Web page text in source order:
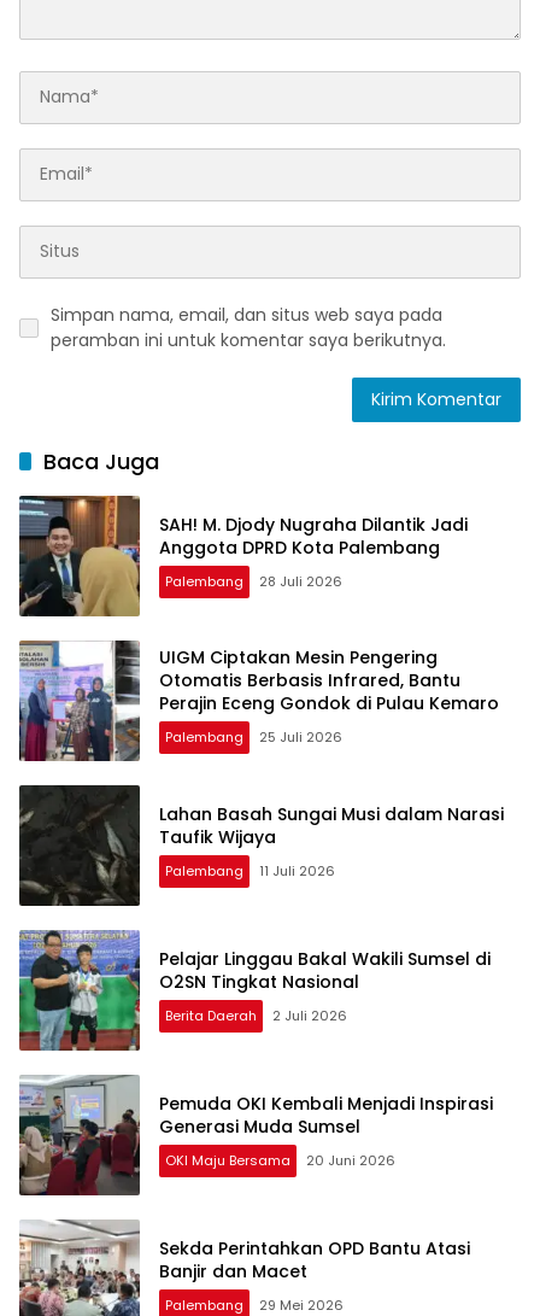
Simpan nama, email, dan situs web saya pada
peramban ini untuk komentar saya berikutnya.
Baca Juga
SAH! M. Djody Nugraha Dilantik Jadi
Anggota DPRD Kota Palembang
Palembang 28 Juli 2026
UIGM Ciptakan Mesin Pengering
Otomatis Berbasis Infrared, Bantu
Perajin Eceng Gondok di Pulau Kemaro
Palembang 25 Juli 2026
Lahan Basah Sungai Musi dalam Narasi
Taufik Wijaya
Palembang 11 Juli 2026
Pelajar Linggau Bakal Wakili Sumsel di
O2SN Tingkat Nasional
Berita Daerah 2 Juli 2026
Pemuda OKI Kembali Menjadi Inspirasi
Generasi Muda Sumsel
OKI Maju Bersama 20 Juni 2026
Sekda Perintahkan OPD Bantu Atasi
Banjir dan Macet
Palembang 29 Mei 2026